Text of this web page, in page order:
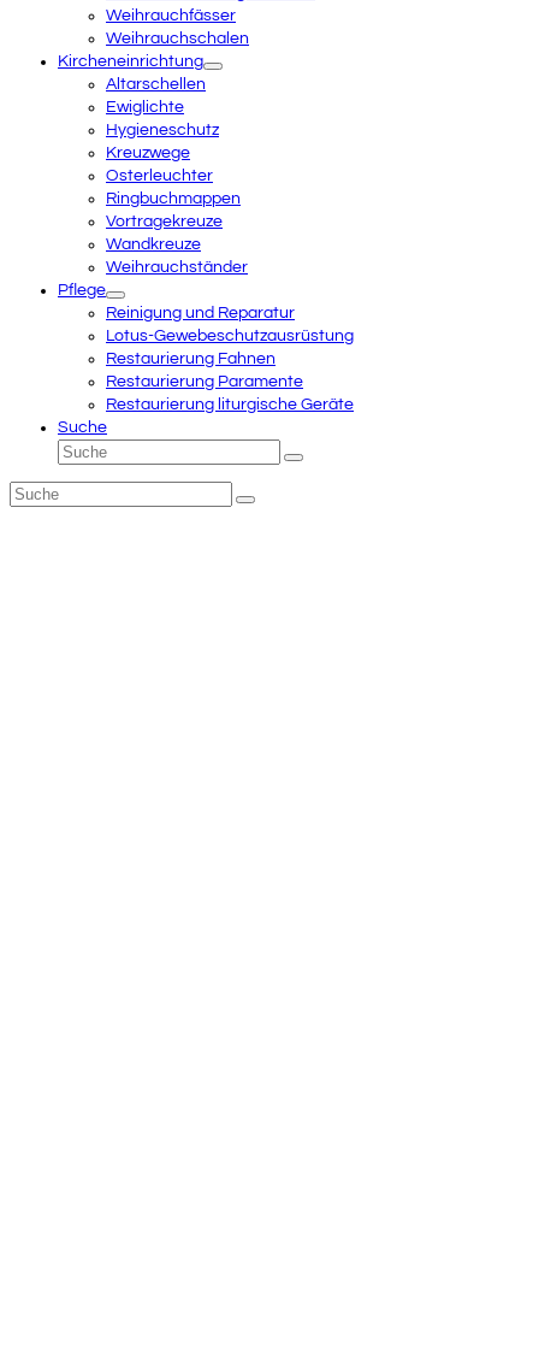
Weihrauchfässer
Weihrauchschalen
Kircheneinrichtung
Altarschellen
Ewiglichte
Hygieneschutz
Kreuzwege
Osterleuchter
Ringbuchmappen
Vortragekreuze
Wandkreuze
Weihrauchständer
Pflege
Reinigung und Reparatur
Lotus-Gewebeschutzausrüstung
Restaurierung Fahnen
Restaurierung Paramente
Restaurierung liturgische Geräte
Suche
Suche
Senden
Suche
Senden